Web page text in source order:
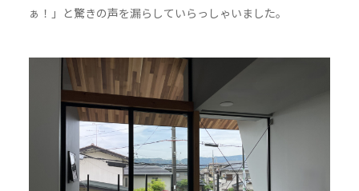
ぁ！」と驚きの声を漏らしていらっしゃいました。